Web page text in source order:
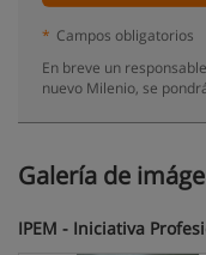
* Campos obligatorios
En breve un
nuevo Milenio, se
Galería de
IPEM - Iniciativa